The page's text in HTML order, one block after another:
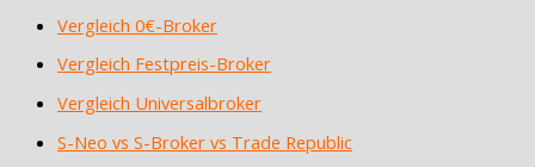
Vergleich 0€-Broker
Vergleich Festpreis-Broker
Vergleich Universalbroker
S-Neo vs S-Broker vs Trade Republic